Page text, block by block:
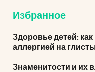
Избранное
Здоровье детей:
аллергией на
Знаменитости и их